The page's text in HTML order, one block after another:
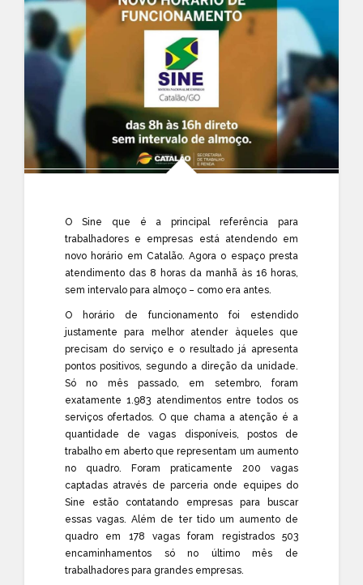
O Sine que é a principal referência para
trabalhadores e empresas está atendendo em
novo horário em Catalão. Agora o espaço presta
atendimento das 8 horas da manhã às 16 horas,
sem intervalo para almoço – como era antes.
O horário de funcionamento foi estendido
justamente para melhor atender àqueles que
precisam do serviço e o resultado já apresenta
pontos positivos, segundo a direção da unidade.
Só no mês passado, em setembro, foram
exatamente 1.983 atendimentos entre todos os
serviços ofertados. O que chama a atenção é a
quantidade de vagas disponíveis, postos de
trabalho em aberto que representam um aumento
no quadro. Foram praticamente 200 vagas
captadas através de parceria onde equipes do
Sine estão contatando empresas para buscar
essas vagas. Além de ter tido um aumento de
quadro em 178 vagas foram registrados 503
encaminhamentos só no último mês de
trabalhadores para grandes empresas.